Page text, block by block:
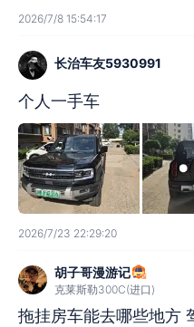
2026/7/8 15:54:17
长治车友5930991
个人一手车
2026/7/23 22:29:20
胡子哥漫游记
克莱斯勒300C(进口)
拖挂房车能去哪些地方